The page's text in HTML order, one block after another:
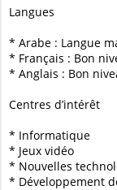
Langues
* Arabe : Langue
* Français : Bon
* Anglais : Bon
Centres d’intérêt
* Informatique
* Jeux vidéo
* Nouvelles
* Développement